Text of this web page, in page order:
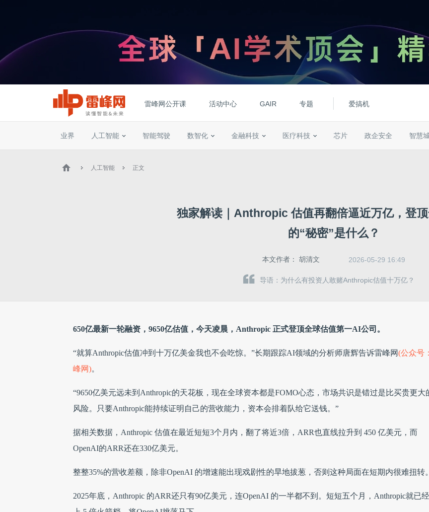
雷峰网公开课 活动中心 GAIR 专题 爱搞机
业界 人工智能 智能驾驶 数智化 金融科技 医疗科技 芯片 政企安全 智慧
人工智能 正文
独家解读｜Anthropic 估值再翻倍逼近万亿，登
的“秘密”是什么？
本文作者： 胡清文 2026-05-29 16:49
导语：为什么有投资人敢赌Anthropic估值十万亿？
650亿最新一轮融资，9650亿估值，今天凌晨，Anthropic 正式登顶全球估值第一AI公司。
“就算Anthropic估值冲到十万亿美金我也不会吃惊。”长期跟踪AI领域的分析师唐辉告诉雷峰网(公众号
峰网)。
“9650亿美元远未到Anthropic的天花板，现在全球资本都是FOMO心态，市场共识是错过是比买贵更大
风险。只要Anthropic能持续证明自己的营收能力，资本会排着队给它送钱。”
据相关数据，Anthropic 估值在最近短短3个月内，翻了将近3倍，ARR也直线拉升到 450 亿美元，而
OpenAI的ARR还在330亿美元。
整整35%的营收差额，除非OpenAI 的增速能出现戏剧性的旱地拔葱，否则这种局面在短期内很难扭转。
2025年底，Anthropic 的ARR还只有90亿美元，连OpenAI 的一半都不到。短短五个月，Anthropic就已